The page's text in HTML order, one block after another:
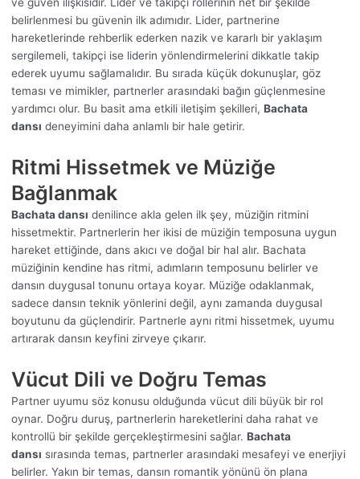
belirlenmesi bu güvenin ilk adımıdır. Lider, partnerine
hareketlerinde rehberlik ederken nazik ve kararlı bir yaklaşım
sergilemeli, takipçi ise liderin yönlendirmelerini dikkatle takip
ederek uyumu sağlamalıdır. Bu sırada küçük dokunuşlar, göz
teması ve mimikler, partnerler arasındaki bağın güçlenmesine
yardımcı olur. Bu basit ama etkili iletişim şekilleri, Bachata
dansı deneyimini daha anlamlı bir hale getirir.
Ritmi Hissetmek ve Müziğe
Bağlanmak
Bachata dansı denilince akla gelen ilk şey, müziğin ritmini
hissetmektir. Partnerlerin her ikisi de müziğin temposuna uygun
hareket ettiğinde, dans akıcı ve doğal bir hal alır. Bachata
müziğinin kendine has ritmi, adımların temposunu belirler ve
dansın duygusal tonunu ortaya koyar. Müziğe odaklanmak,
sadece dansın teknik yönlerini değil, aynı zamanda duygusal
boyutunu da güçlendirir. Partnerle aynı ritmi hissetmek, uyumu
artırarak dansın keyfini zirveye çıkarır.
Vücut Dili ve Doğru Temas
Partner uyumu söz konusu olduğunda vücut dili büyük bir rol
oynar. Doğru duruş, partnerlerin hareketlerini daha rahat ve
kontrollü bir şekilde gerçekleştirmesini sağlar. Bachata
dansı sırasında temas, partnerler arasındaki mesafeyi ve enerjiyi
belirler. Yakın bir temas, dansın romantik yönünü ön plana